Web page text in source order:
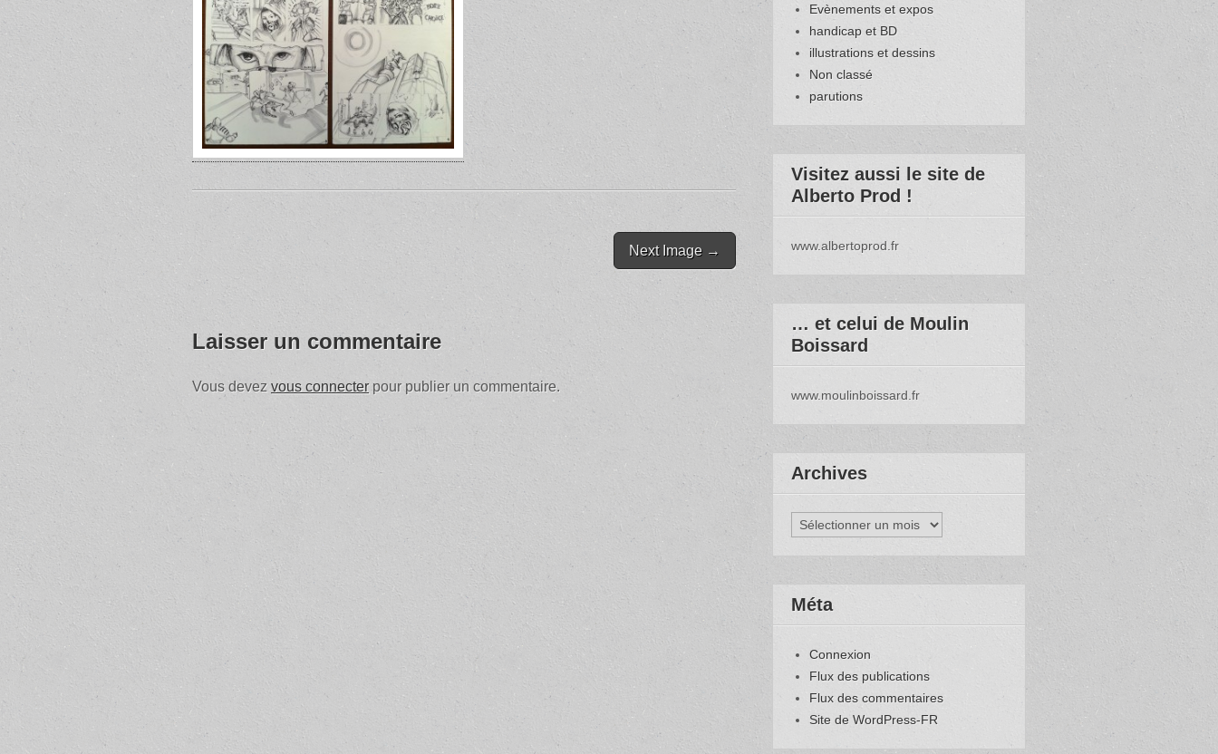
Next Image →
Laisser un commentaire
Vous devez vous connecterpour publier un commentaire.
Evènements et expos
handicap et BD
illustrations et dessins
Non classé
parutions
Visitez aussi le site de
Alberto Prod !
www.albertoprod.fr
… et celui de Moulin
Boissard
www.moulinboissard.fr
Archives
Archives
Méta
Connexion
Flux des publications
Flux des commentaires
Site de WordPress-FR